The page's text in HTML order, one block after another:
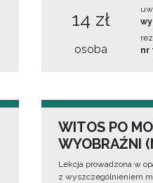
14 zł
osoba
nr
WITOS PO
WYOBRAŹNI
Lekcja prowadzona w
z wyszczególnieniem